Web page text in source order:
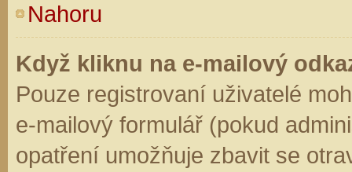
Nahoru
Když kliknu na e-mailový
Pouze registrovaní uživatelé
e-mailový formulář (pokud
opatření umožňuje zbavit se